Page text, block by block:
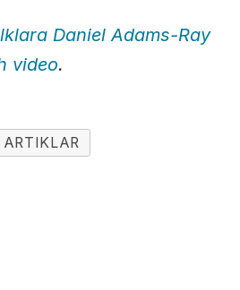
Daniel Adams-Ray
video.
ARTIKLAR